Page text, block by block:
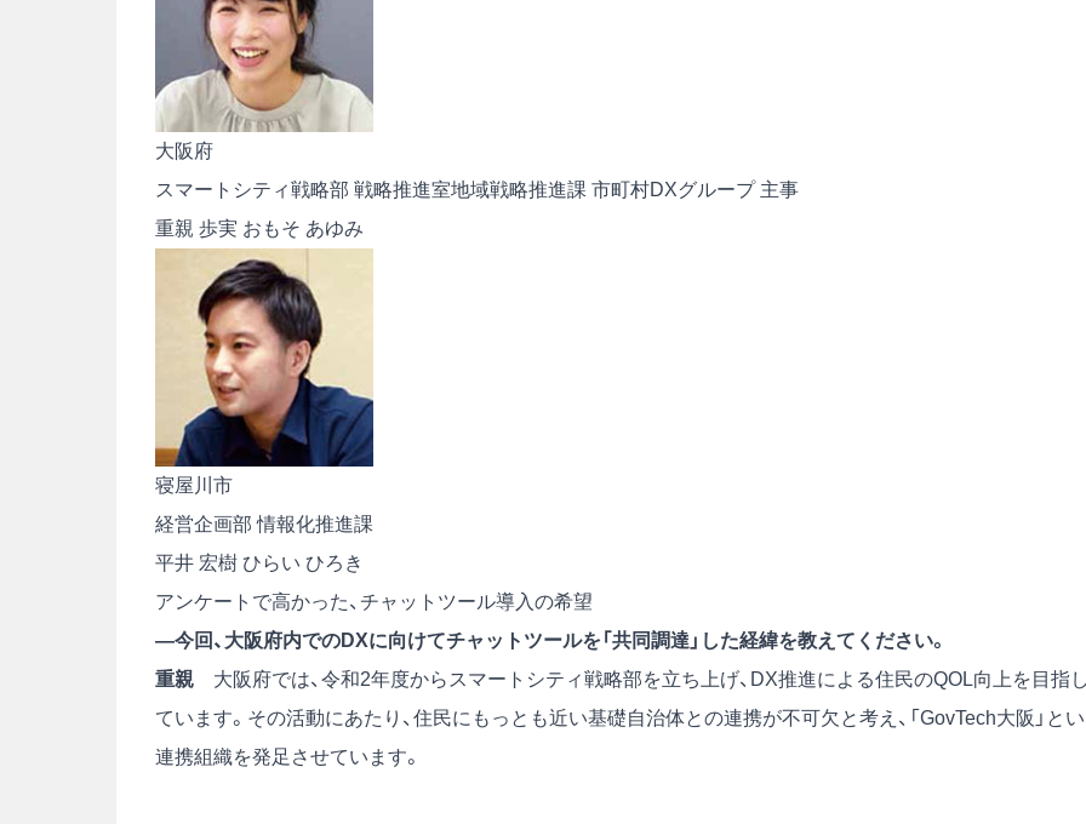
大阪府
スマートシティ戦略部 戦略推進室地域戦略推進課 市町村DXグループ 主事
重親 歩実 おもそ あゆみ
寝屋川市
経営企画部 情報化推進課
平井 宏樹 ひらい ひろき
アンケートで高かった、チャットツール導入の希望
―今回、大阪府内でのDXに向けてチャットツールを「共同調達」した経緯を教えてください。
重親 大阪府では、令和2年度からスマートシティ戦略部を立ち上げ、DX推進による住民のQOL向上を目指
ています。その活動にあたり、住民にもっとも近い基礎自治体との連携が不可欠と考え、「GovTech大阪」と
連携組織を発足させています。